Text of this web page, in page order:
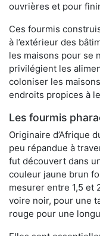
ouvrières et pour
Ces fourmis
à l’extérieur des
les maisons pour se
privilégient les
coloniser les
endroits propices à
Les fourmis
Originaire d’Afrique
peu répandue à
fut découvert dans
couleur jaune brun
mesurer entre 1,5 et
voire noir, pour une
rouge pour une